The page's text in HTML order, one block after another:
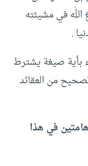
الله في مشيئته
.
بأية صيغة يشترط
من العقائد
في هذا